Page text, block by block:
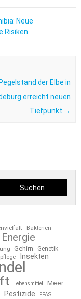
Neue
Risiken
Pegelstand der Elbe in
erreicht neuen
Tiefpunkt →
Suchen
Bakterien
Energie
Gehirn Genetik
Insekten
Lebensmittel
Meer
Pestizide PFAS